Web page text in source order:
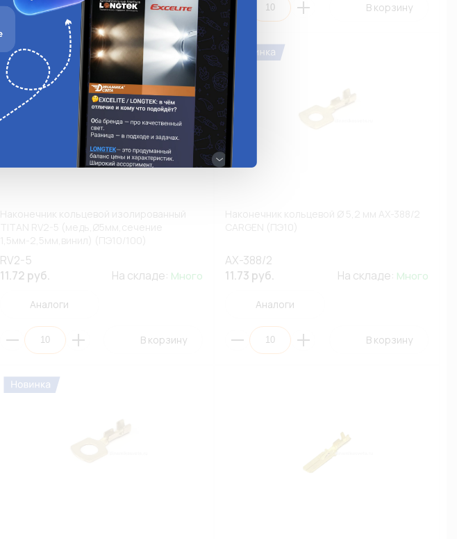
В корзину В корзину
Наконечник кольцевой изолированный
TITAN RV2-5 (медь,Ø5мм,сечение
RV2-5
11.72 руб.
На складе: Много
Аналоги
В корзину
Наконечник кольцевой Ø 5,2 мм AX-388/2
AX-388/2
11.73 руб.
На складе: Много
Аналоги
В корзину